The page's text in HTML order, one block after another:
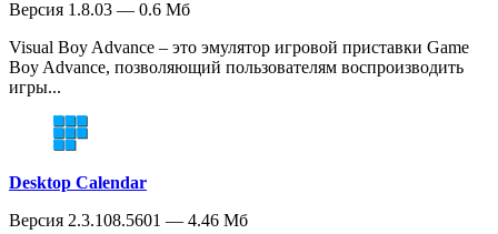
Версия 1.8.03 — 0.6 Мб
Visual Boy Advance – это эмулятор игровой приставки Game
Boy Advance, позволяющий пользователям воспроизводить
игры...
Desktop Calendar
Версия 2.3.108.5601 — 4.46 Мб